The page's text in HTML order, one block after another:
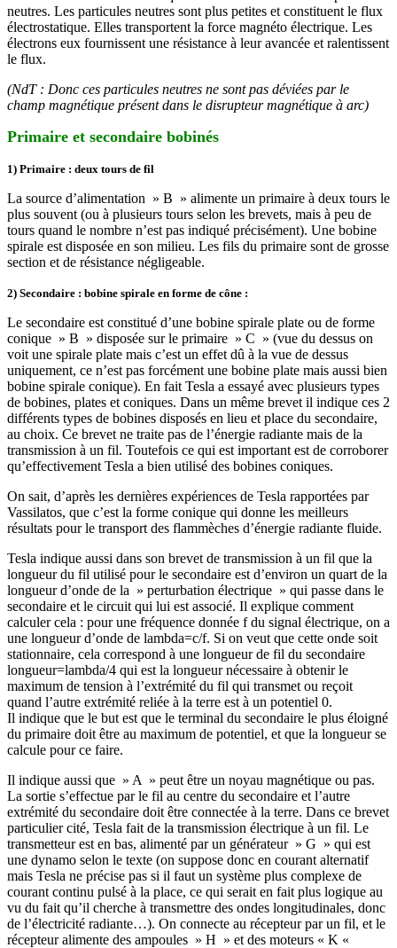
neutres. Les particules neutres sont plus petites et constituent le flux
électrostatique. Elles transportent la force magnéto électrique. Les
électrons eux fournissent une résistance à leur avancée et ralentissent
le flux.
(NdT : Donc ces particules neutres ne sont pas déviées par le
champ magnétique présent dans le disrupteur magnétique à arc)
Primaire et secondaire bobinés
1) Primaire : deux tours de fil
La source d’alimentation » B » alimente un primaire à deux tours le
plus souvent (ou à plusieurs tours selon les brevets, mais à peu de
tours quand le nombre n’est pas indiqué précisément). Une bobine
spirale est disposée en son milieu. Les fils du primaire sont de grosse
section et de résistance négligeable.
2) Secondaire : bobine spirale en forme de cône :
Le secondaire est constitué d’une bobine spirale plate ou de forme
conique » B » disposée sur le primaire » C » (vue du dessus on
voit une spirale plate mais c’est un effet dû à la vue de dessus
uniquement, ce n’est pas forcément une bobine plate mais aussi bien
bobine spirale conique). En fait Tesla a essayé avec plusieurs types
de bobines, plates et coniques. Dans un même brevet il indique ces 2
différents types de bobines disposés en lieu et place du secondaire,
au choix. Ce brevet ne traite pas de l’énergie radiante mais de la
transmission à un fil. Toutefois ce qui est important est de corroborer
qu’effectivement Tesla a bien utilisé des bobines coniques.
On sait, d’après les dernières expériences de Tesla rapportées par
Vassilatos, que c’est la forme conique qui donne les meilleurs
résultats pour le transport des flammèches d’énergie radiante fluide.
Tesla indique aussi dans son brevet de transmission à un fil que la
longueur du fil utilisé pour le secondaire est d’environ un quart de la
longueur d’onde de la » perturbation électrique » qui passe dans le
secondaire et le circuit qui lui est associé. Il explique comment
calculer cela : pour une fréquence donnée f du signal électrique, on a
une longueur d’onde de lambda=c/f. Si on veut que cette onde soit
stationnaire, cela correspond à une longueur de fil du secondaire
longueur=lambda/4 qui est la longueur nécessaire à obtenir le
maximum de tension à l’extrémité du fil qui transmet ou reçoit
quand l’autre extrémité reliée à la terre est à un potentiel 0.
Il indique que le but est que le terminal du secondaire le plus éloigné
du primaire doit être au maximum de potentiel, et que la longueur se
calcule pour ce faire.
Il indique aussi que » A » peut être un noyau magnétique ou pas.
La sortie s’effectue par le fil au centre du secondaire et l’autre
extrémité du secondaire doit être connectée à la terre. Dans ce brevet
particulier cité, Tesla fait de la transmission électrique à un fil. Le
transmetteur est en bas, alimenté par un générateur » G » qui est
une dynamo selon le texte (on suppose donc en courant alternatif
mais Tesla ne précise pas si il faut un système plus complexe de
courant continu pulsé à la place, ce qui serait en fait plus logique au
vu du fait qu’il cherche à transmettre des ondes longitudinales, donc
de l’électricité radiante…). On connecte au récepteur par un fil, et le
récepteur alimente des ampoules » H » et des moteurs « K «